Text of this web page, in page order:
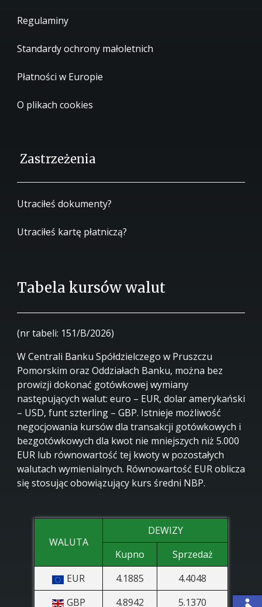
Regulaminy
Standardy ochrony małoletnich
Płatności w Europie
O plikach cookies
Zastrzeżenia
Utraciłeś dokumenty?
Utraciłeś kartę płatniczą?
Tabela kursów walut
(nr tabeli: 151/B/2026)
W Centrali Banku Spółdzielczego w Pruszczu
Pomorskim oraz Oddziałach Banku, można bez
prowizji dokonać gotówkowej wymiany
następujących walut: euro – EUR, dolar amerykański
– USD, funt szterling – GBP. Istnieje możliwość
negocjowania kursów dla transakcji gotówkowych i
bezgotówkowych dla kwot nie mniejszych niż 5.000
EUR lub równowartość tej kwoty w pozostałych
walutach wymienialnych. Równowartość EUR oblicza
się stosując obowiązujący kurs średni NBP.
WALUTA
DEWIZY
Kupno
Sprzedaż
EUR
4.1885
4.4048
GBP
4.8942 5.1370